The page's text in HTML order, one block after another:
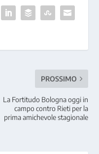
PROSSIMO
La Fortitudo Bologna oggi in
campo contro Rieti per la
prima amichevole stagionale